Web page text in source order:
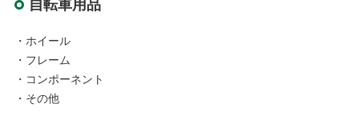
自転車用品
・ホイール
・フレーム
・コンポーネント
・その他